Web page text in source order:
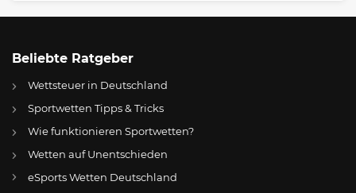
Beliebte Ratgeber
Wettsteuer in Deutschland
Sportwetten Tipps & Tricks
Wie funktionieren Sportwetten?
Wetten auf Unentschieden
eSports Wetten Deutschland